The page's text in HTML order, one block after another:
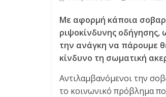
Με αφορμή κάποια
ριψοκίνδυνης
την ανάγκη να πάρουμε
κίνδυνο τη σωματική
Αντιλαμβανόμενοι την
το κοινωνικό πρόβλημα